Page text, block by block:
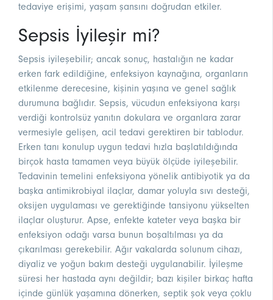
tedaviye erişimi, yaşam şansını doğrudan etkiler.
Sepsis İyileşir mi?
Sepsis iyileşebilir; ancak sonuç, hastalığın ne kadar
erken fark edildiğine, enfeksiyon kaynağına, organların
etkilenme derecesine, kişinin yaşına ve genel sağlık
durumuna bağlıdır. Sepsis, vücudun enfeksiyona karşı
verdiği kontrolsüz yanıtın dokulara ve organlara zarar
vermesiyle gelişen, acil tedavi gerektiren bir tablodur.
Erken tanı konulup uygun tedavi hızla başlatıldığında
birçok hasta tamamen veya büyük ölçüde iyileşebilir.
Tedavinin temelini enfeksiyona yönelik antibiyotik ya da
başka antimikrobiyal ilaçlar, damar yoluyla sıvı desteği,
oksijen uygulaması ve gerektiğinde tansiyonu yükselten
ilaçlar oluşturur. Apse, enfekte kateter veya başka bir
enfeksiyon odağı varsa bunun boşaltılması ya da
çıkarılması gerekebilir. Ağır vakalarda solunum cihazı,
diyaliz ve yoğun bakım desteği uygulanabilir. İyileşme
süresi her hastada aynı değildir; bazı kişiler birkaç hafta
içinde günlük yaşamına dönerken, septik şok veya çoklu